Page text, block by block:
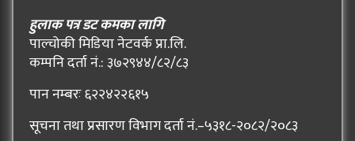
हुलाक पत्र डट कमका लागि
पाल्चोकी मिडिया नेटवर्क प्रा.लि.
कम्पनि दर्ता नं.: ३७२९४४/८२/८३
पान नम्बरः ६२२४२२६१५
सूचना तथा प्रसारण विभाग दर्ता नं.–५३१८-२०८२/२०८३